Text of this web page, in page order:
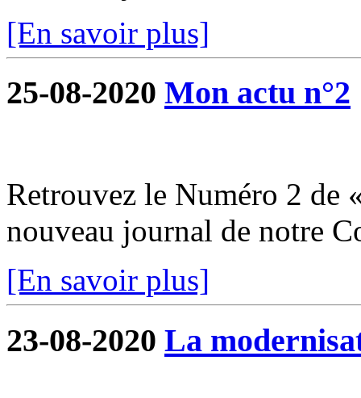
[En savoir plus]
25-08-2020 Mon actu n°2
Retrouvez le Numéro 2 de
nouveau journal de notre
[En savoir plus]
23-08-2020 La